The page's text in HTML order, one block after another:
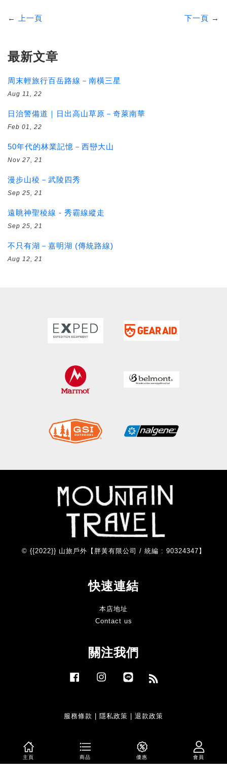
← 上一頁 下一頁 →
最新文章
周末輕旅行百岳路線－南橫三星
Aug 11, 22
日治警備道｜日出高山草原－奇萊南華
Feb 01, 22
50年代的林業記憶－西巒大山
Nov 27, 21
漫步山稜－武陵四秀
Sep 25, 21
遠眺神聖稜線 - 秀霸線縱走
Sep 25, 21
不只有湖－嘉明湖 (傳統路線)
Aug 12, 21
© {{2022}} 山旅戶外【胖黃有限公司 / 統編 : 90324347】
快速連結
本店地址
Contact us
關注我們
Facebook InstagramLine
服務條款 隱私政策 退款政策
主頁 商品 優惠 會員